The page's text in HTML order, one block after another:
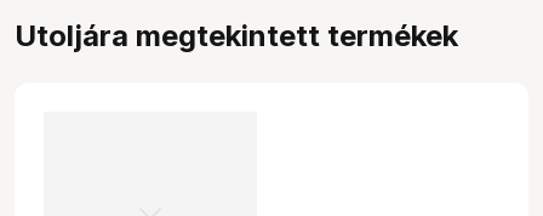
Utoljára megtekintett termékek